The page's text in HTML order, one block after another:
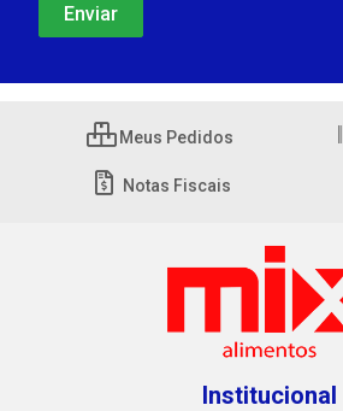
Meus Pedidos
Notas Fiscais
Institucional